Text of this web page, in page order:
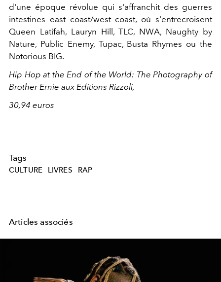
d'une époque révolue qui s'affranchit des guerres
intestines east coast/west coast, où s'entrecroisent
Queen Latifah, Lauryn Hill, TLC, NWA, Naughty by
Nature, Public Enemy, Tupac, Busta Rhymes ou the
Notorious BIG.
Hip Hop at the End of the World: The Photography of
Brother Ernie aux Editions Rizzoli,
30,94 euros
Tags
CULTURE LIVRES RAP
Articles associés